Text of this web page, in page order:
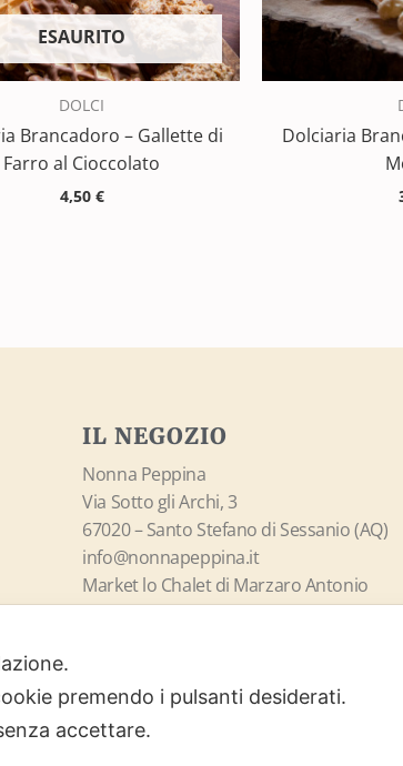
ESAURITO
DOLCI
Brancadoro – Gallette di
Farro al Cioccolato
4,50 €
Dolciaria
IL NEGOZIO
Nonna Peppina
Via Sotto gli Archi, 3
67020 – Santo Stefano di Sessanio (AQ)
info@nonnapeppina.it
Market lo Chalet di Marzaro Antonio
P.Iva 01998380669
ORARI DI APERTURA
Lunedì – Domenica
premendo i pulsanti desiderati.
accettare.